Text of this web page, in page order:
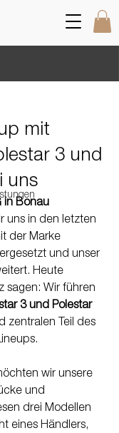
mit
3 und
uns
in Bonau
uns in den letzten
der Marke
und unser
Heute
sagen: Wir führen
3 und Polestar
zentralen Teil des
wir unsere
und
drei Modellen
eines Händlers,